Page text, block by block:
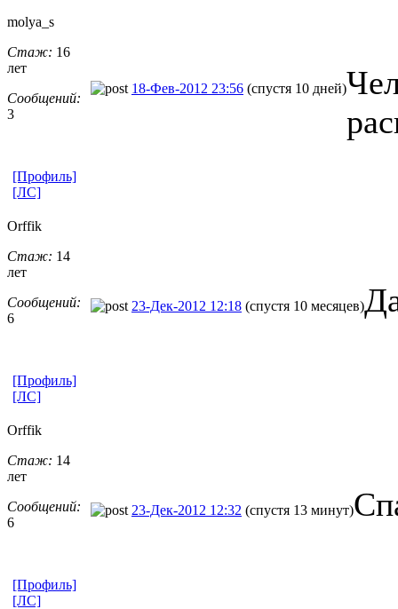
molya_s
Стаж: 16
лет
Сообщений:
3
18-Фев-2012 23:56 (спустя 10 дней)
[Профиль]
[ЛС]
Orffik
Стаж: 14
лет
Сообщений:
6
23-Дек-2012 12:18 (спустя 10 месяцев)
[Профиль]
[ЛС]
Orffik
Стаж: 14
лет
Сообщений:
6
23-Дек-2012 12:32 (спустя 13 минут)
[Профиль]
[ЛС]